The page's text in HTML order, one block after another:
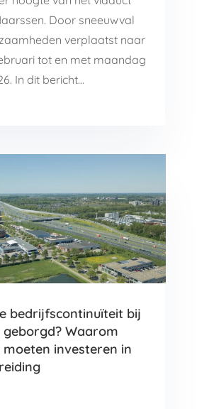
Door sneeuwval
verplaatst naar
tot en met maandag
In dit bericht…
bedrijfscontinuïteit bij
Waarom
investeren in